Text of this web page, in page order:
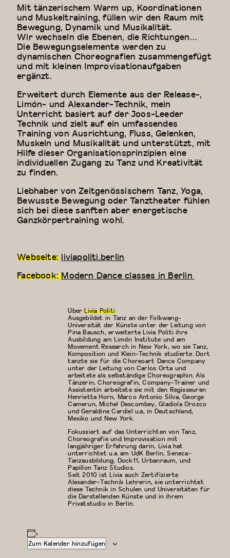
Mit tänzerischem Warm up, Koordinationen
und Muskeltraining, füllen wir den Raum mit
Bewegung, Dynamik und Musikalität.
Wir wechseln die Ebenen, die Richtungen…
Die Bewegungselemente werden zu
dynamischen Choreografien zusammengefügt
und mit kleinen Improvisationaufgaben
ergänzt.
Erweitert durch Elemente aus der Release-,
Limón- und Alexander-Technik, mein
Unterricht basiert auf der Joos-Leeder
Technik und zielt auf ein umfassendes
Training von Ausrichtung, Fluss, Gelenken,
Muskeln und Musikalität und unterstützt, mit
Hilfe dieser Organisationsprinzipien eine
individuellen Zugang zu Tanz und Kreativität
zu finden.
Liebhaber von Zeitgenössischem Tanz, Yoga,
Bewusste Bewegung oder Tanztheater fühlen
sich bei diese sanften aber energetische
Ganzkörpertraining wohl.
Webseite: liviapoliti.berlin
Facebook:Modern Dance classes in Berlin
Zum Kalender hinzufügen
ÜberLivia Politi
Ausgebildet in Tanz an der Folkwang-
Universität der Künste unter der Leitung von
Pina Bausch, erweiterte Livia Politi ihre
Ausbildung am Limón Institute und am
Movement Research in New York, wo sie Tanz,
Komposition und Klein-Technik studierte. Dort
tanzte sie für die Choreoart Dance Company
unter der Leitung von Carlos Orta und
arbeitete als selbständige Choreographin. Als
Tänzerin, Choreografin, Company-Trainer und
Assistentin arbeitete sie mit den Regisseuren
Henrietta Horn, Marco Antonio Silva, George
Camerun, Michel Descombey, Gladiola Orozco
und Geraldine Cardiel u.a, in Deutschland,
Mexiko und New York.
Fokussiert auf das Unterrichten von Tanz,
Choreografie und Improvisation mit
langjähriger Erfahrung darin, Livia hat
unterrichtet u.a. am UdK Berlin, Seneca-
Tanzausbildung, Dock11, Urbanraum, und
Papillon Tanz Studios.
Seit 2010 ist Livia auch Zertifizierte
Alexander-Technik Lehrerin, sie unterrichtet
diese Technik in Schulen und Universitäten für
die Darstellenden Künste und in ihrem
Privatstudio in Berlin.